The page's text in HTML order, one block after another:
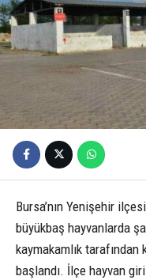
Bursa’nın Yenişehir
büyükbaş hayvanlarda
kaymakamlık
başlandı. İlçe hayvan